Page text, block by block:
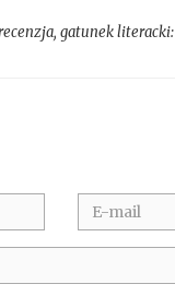
, gatunek literacki: